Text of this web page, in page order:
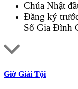
Chúa Nhật
Đăng ký
Sổ Gia Đình
Giờ Giải Tội